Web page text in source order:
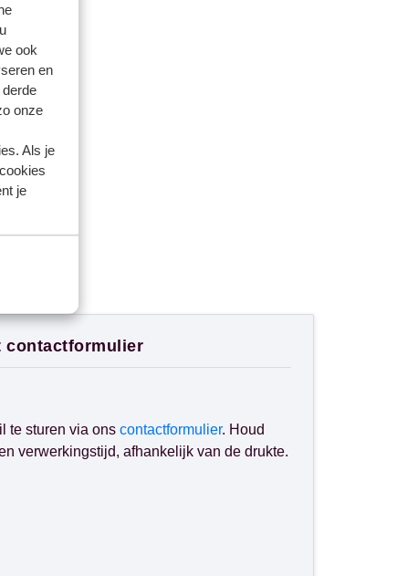
ook
en
onze
Als je
je
contactformulier
te sturen via ons contactformulier. Houd
verwerkingstijd, afhankelijk van de drukte.